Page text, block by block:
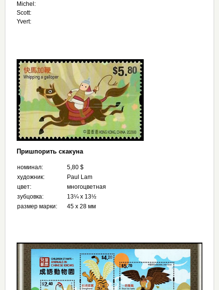
Michel:
Scott:
Yvert:
Пришпорить скакуна
номинал:
5,80 $
художник:
Paul Lam
цвет:
многоцветная
зубцовка:
13¼ x 13½
размер марки:
45 x 28 мм